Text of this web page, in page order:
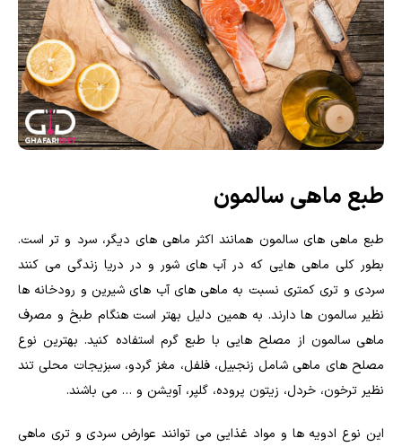
طبع ماهی سالمون
طبع ماهی های سالمون همانند اکثر ماهی های دیگر، سرد و تر است.
بطور کلی ماهی هایی که در آب های شور و در دریا زندگی می کنند
سردی و تری کمتری نسبت به ماهی های آب های شیرین و رودخانه ها
نظیر سالمون ها دارند. به همین دلیل بهتر است هنگام طبخ و مصرف
ماهی سالمون از مصلح هایی با طبع گرم استفاده کنید. بهترین نوع
مصلح های ماهی شامل زنجبیل، فلفل، مغز گردو، سبزیجات محلی تند
نظیر ترخون، خردل، زیتون پروده، گلپر، آویشن و … می باشند.
این نوع ادویه ها و مواد غذایی می توانند عوارض سردی و تری ماهی